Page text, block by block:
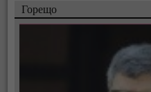
Горещо